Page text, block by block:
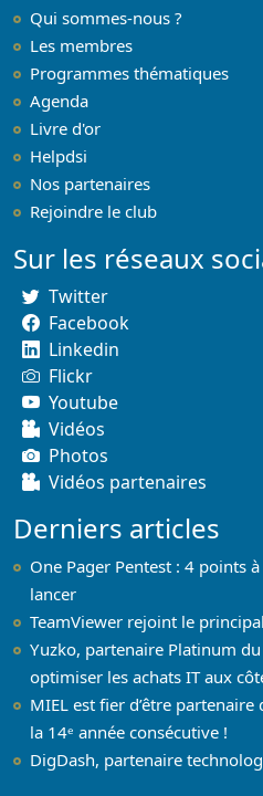
Qui sommes-nous ?
Les membres
Programmes thématiques
Agenda
Livre d'or
Helpdsi
Nos partenaires
Rejoindre le club
Sur les réseaux
Twitter
Facebook
Linkedin
Flickr
Youtube
Vidéos
Photos
Vidéos partenaires
Derniers articles
One Pager Pentest : 4 points
lancer
TeamViewer rejoint le
Yuzko, partenaire Platinum
optimiser les achats IT aux
MIEL est fier d’être
la 14ᵉ année consécutive !
DigDash, partenaire